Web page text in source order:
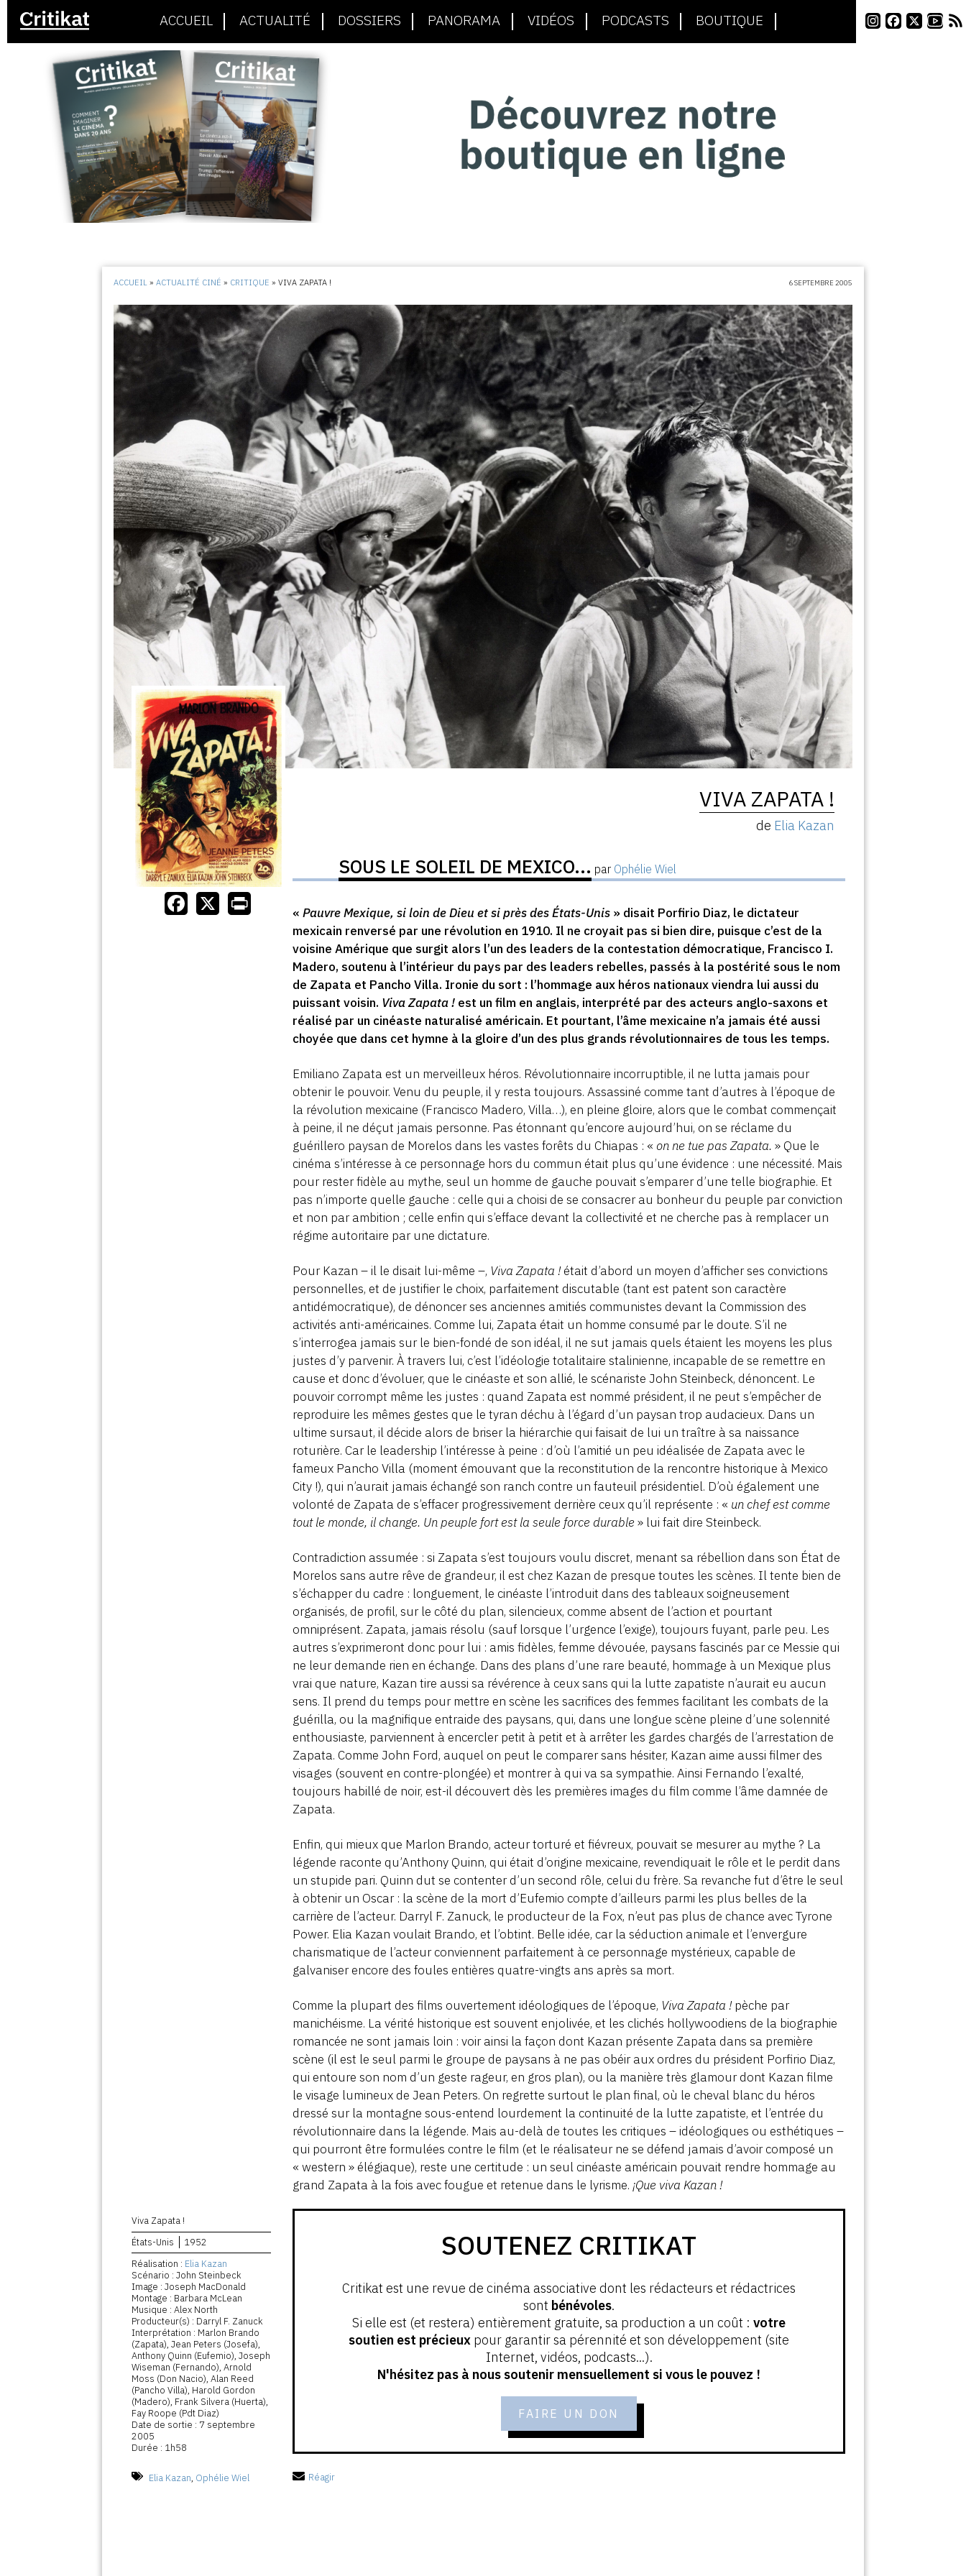
ACCUEIL ACTUALITÉ DOSSIERS PANORAMA VIDÉOS PODCASTS BOUTIQUE
ACCUEIL »ACTUALITÉ CINÉ » CRITIQUE »VIVA ZAPATA ! 6 SEPTEMBRE 2005
Viva Zapata !
États-Unis
1952
Réalisation : Elia Kazan
Scénario : John Steinbeck
Image : Joseph MacDonald
Montage : Barbara McLean
Musique : Alex North
Producteur(s) : Darryl F. Zanuck
Interprétation : Marlon Brando
(Zapata), Jean Peters (Josefa),
Anthony Quinn (Eufemio), Joseph
Wiseman (Fernando), Arnold
Moss (Don Nacio), Alan Reed
(Pancho Villa), Harold Gordon
(Madero), Frank Silvera (Huerta),
Fay Roope (Pdt Diaz)
Date de sortie : 7 septembre
2005
Durée : 1h58
Elia Kazan, Ophélie Wiel
VIVA ZAPATA !
de Elia Kazan
SOUS LE SOLEIL DE MEXICO... par Ophélie Wiel
«Pauvre Mexique, si loin de Dieu et si près des États-Unis » disait Porfirio Diaz, le dictateur
mexicain renversé par une révolution en 1910. Il ne croyait pas si bien dire, puisque c’est de la
voisine Amérique que surgit alors l’un des leaders de la contestation démocratique, Francisco I.
Madero, soutenu à l’intérieur du pays par des leaders rebelles, passés à la postérité sous le nom
de Zapata et Pancho Villa. Ironie du sort : l’hommage aux héros nationaux viendra lui aussi du
puissant voisin. Viva Zapata ! est un film en anglais, interprété par des acteurs anglo-saxons et
réalisé par un cinéaste naturalisé américain. Et pourtant, l’âme mexicaine n’a jamais été aussi
choyée que dans cet hymne à la gloire d’un des plus grands révolutionnaires de tous les temps.
Emiliano Zapata est un merveilleux héros. Révolutionnaire incorruptible, il ne lutta jamais pour
obtenir le pouvoir. Venu du peuple, il y resta toujours. Assassiné comme tant d’autres à l’époque de
la révolution mexicaine (Francisco Madero, Villa…), en pleine gloire, alors que le combat commençait
à peine, il ne déçut jamais personne. Pas étonnant qu’encore aujourd’hui, on se réclame du
guérillero paysan de Morelos dans les vastes forêts du Chiapas : « on ne tue pas Zapata. » Que le
cinéma s’intéresse à ce personnage hors du commun était plus qu’une évidence : une nécessité. Mais
pour rester fidèle au mythe, seul un homme de gauche pouvait s’emparer d’une telle biographie. Et
pas n’importe quelle gauche : celle qui a choisi de se consacrer au bonheur du peuple par conviction
et non par ambition ; celle enfin qui s’efface devant la collectivité et ne cherche pas à remplacer un
régime autoritaire par une dictature.
Pour Kazan – il le disait lui-même –, Viva Zapata !était d’abord un moyen d’afficher ses convictions
personnelles, et de justifier le choix, parfaitement discutable (tant est patent son caractère
antidémocratique), de dénoncer ses anciennes amitiés communistes devant la Commission des
activités anti-américaines. Comme lui, Zapata était un homme consumé par le doute. S’il ne
s’interrogea jamais sur le bien-fondé de son idéal, il ne sut jamais quels étaient les moyens les plus
justes d’y parvenir. À travers lui, c’est l’idéologie totalitaire stalinienne, incapable de se remettre en
cause et donc d’évoluer, que le cinéaste et son allié, le scénariste John Steinbeck, dénoncent. Le
pouvoir corrompt même les justes : quand Zapata est nommé président, il ne peut s’empêcher de
reproduire les mêmes gestes que le tyran déchu à l’égard d’un paysan trop audacieux. Dans un
ultime sursaut, il décide alors de briser la hiérarchie qui faisait de lui un traître à sa naissance
roturière. Car le leadership l’intéresse à peine : d’où l’amitié un peu idéalisée de Zapata avec le
fameux Pancho Villa (moment émouvant que la reconstitution de la rencontre historique à Mexico
City !), qui n’aurait jamais échangé son ranch contre un fauteuil présidentiel. D’où également une
volonté de Zapata de s’effacer progressivement derrière ceux qu’il représente : « un chef est comme
tout le monde, il change. Un peuple fort est la seule force durable » lui fait dire Steinbeck.
Contradiction assumée : si Zapata s’est toujours voulu discret, menant sa rébellion dans son État de
Morelos sans autre rêve de grandeur, il est chez Kazan de presque toutes les scènes. Il tente bien de
s’échapper du cadre : longuement, le cinéaste l’introduit dans des tableaux soigneusement
organisés, de profil, sur le côté du plan, silencieux, comme absent de l’action et pourtant
omniprésent. Zapata, jamais résolu (sauf lorsque l’urgence l’exige), toujours fuyant, parle peu. Les
autres s’exprimeront donc pour lui : amis fidèles, femme dévouée, paysans fascinés par ce Messie qui
ne leur demande rien en échange. Dans des plans d’une rare beauté, hommage à un Mexique plus
vrai que nature, Kazan tire aussi sa révérence à ceux sans qui la lutte zapatiste n’aurait eu aucun
sens. Il prend du temps pour mettre en scène les sacrifices des femmes facilitant les combats de la
guérilla, ou la magnifique entraide des paysans, qui, dans une longue scène pleine d’une solennité
enthousiaste, parviennent à encercler petit à petit et à arrêter les gardes chargés de l’arrestation de
Zapata. Comme John Ford, auquel on peut le comparer sans hésiter, Kazan aime aussi filmer des
visages (souvent en contre-plongée) et montrer à qui va sa sympathie. Ainsi Fernando l’exalté,
toujours habillé de noir, est-il découvert dès les premières images du film comme l’âme damnée de
Zapata.
Enfin, qui mieux que Marlon Brando, acteur torturé et fiévreux, pouvait se mesurer au mythe ? La
légende raconte qu’Anthony Quinn, qui était d’origine mexicaine, revendiquait le rôle et le perdit dans
un stupide pari. Quinn dut se contenter d’un second rôle, celui du frère. Sa revanche fut d’être le seul
à obtenir un Oscar : la scène de la mort d’Eufemio compte d’ailleurs parmi les plus belles de la
carrière de l’acteur. Darryl F. Zanuck, le producteur de la Fox, n’eut pas plus de chance avec Tyrone
Power. Elia Kazan voulait Brando, et l’obtint. Belle idée, car la séduction animale et l’envergure
charismatique de l’acteur conviennent parfaitement à ce personnage mystérieux, capable de
galvaniser encore des foules entières quatre-vingts ans après sa mort.
Comme la plupart des films ouvertement idéologiques de l’époque, Viva Zapata !pèche par
manichéisme. La vérité historique est souvent enjolivée, et les clichés hollywoodiens de la biographie
romancée ne sont jamais loin : voir ainsi la façon dont Kazan présente Zapata dans sa première
scène (il est le seul parmi le groupe de paysans à ne pas obéir aux ordres du président Porfirio Diaz,
qui entoure son nom d’un geste rageur, en gros plan), ou la manière très glamour dont Kazan filme
le visage lumineux de Jean Peters. On regrette surtout le plan final, où le cheval blanc du héros
dressé sur la montagne sous-entend lourdement la continuité de la lutte zapatiste, et l’entrée du
révolutionnaire dans la légende. Mais au-delà de toutes les critiques – idéologiques ou esthétiques –
qui pourront être formulées contre le film (et le réalisateur ne se défend jamais d’avoir composé un
« western » élégiaque), reste une certitude : un seul cinéaste américain pouvait rendre hommage au
grand Zapata à la fois avec fougue et retenue dans le lyrisme. ¡Que viva Kazan !
SOUTENEZ CRITIKAT
Critikat est une revue de cinéma associative dont les rédacteurs et rédactrices
sont bénévoles.
Si elle est (et restera) entièrement gratuite, sa production a un coût : votre
soutien est précieux pour garantir sa pérennité et son développement (site
Internet, vidéos, podcasts...).
N'hésitez pas à nous soutenir mensuellement si vous le pouvez !
FAIRE UN DON
Réagir